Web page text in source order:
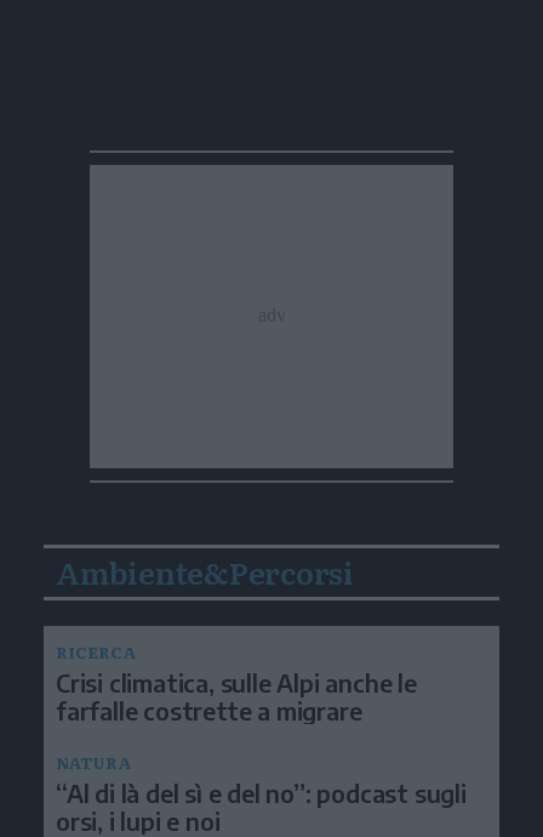
Ambiente&Percorsi
RICERCA
Crisi climatica, sulle Alpi anche le
farfalle costrette a migrare
NATURA
“Al di là del sì e del no”: podcast sugli
orsi, i lupi e noi